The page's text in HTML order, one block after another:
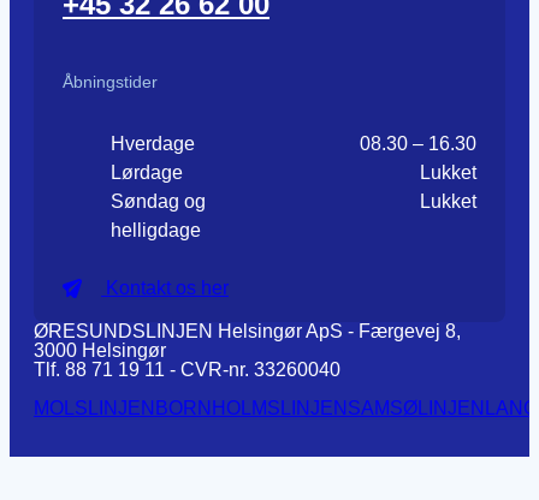
Åbningstider
Hverdage
08.30 – 16.30
Lørdage
Lukket
Søndag og
helligdage
Lukket
Kontakt os her
ØRESUNDSLINJEN Helsingør ApS - Færgevej 8,
3000 Helsingør
Tlf. 88 71 19 11 - CVR-nr. 33260040
MOLSLINJEN BORNHOLMSLINJEN SAMSØLINJEN